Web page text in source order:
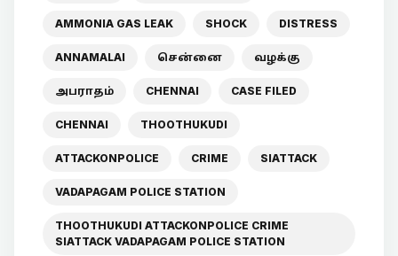
AMMONIA GAS LEAK SHOCK DISTRESS
ANNAMALAI சென்னை வழக்கு
அபராதம் CHENNAI CASE FILED
CHENNAI THOOTHUKUDI
ATTACKONPOLICE CRIME SIATTACK
VADAPAGAM POLICE STATION
THOOTHUKUDI ATTACKONPOLICE CRIME
SIATTACK VADAPAGAM POLICE STATION